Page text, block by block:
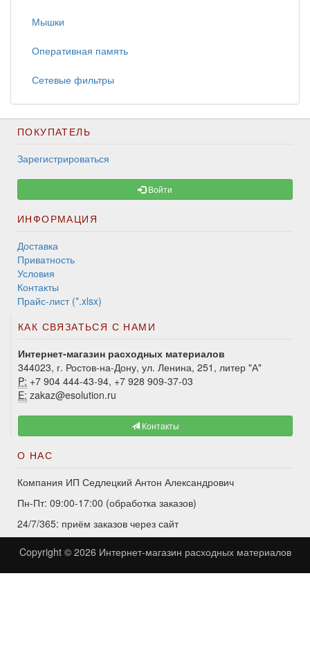
Мышки
Оперативная память
Сетевые фильтры
ПОКУПАТЕЛЬ
Зарегистрироваться
Войти
ИНФОРМАЦИЯ
Доставка
Приватность
Условия
Контакты
Прайс-лист (*.xlsx)
КАК СВЯЗАТЬСЯ С НАМИ
Интернет-магазин расходных материалов
344023, г. Ростов-на-Дону, ул. Ленина, 251, литер "А"
P: +7 904 444-43-94, +7 928 909-37-03
E: zakaz@esolution.ru
Контакты
О НАС
Компания ИП Седлецкий Антон Александрович
Пн-Пт: 09:00-17:00 (обработка заказов)
24/7/365: приём заказов через сайт
Copyright © 2026 Интернет-магазин расходных материалов